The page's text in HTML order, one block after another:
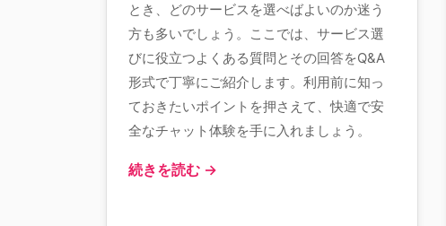
とき、どのサービスを選べばよいのか迷う
方も多いでしょう。ここでは、サービス選
びに役立つよくある質問とその回答をQ&A
形式で丁寧にご紹介します。利用前に知っ
ておきたいポイントを押さえて、快適で安
全なチャット体験を手に入れましょう。
続きを読む →